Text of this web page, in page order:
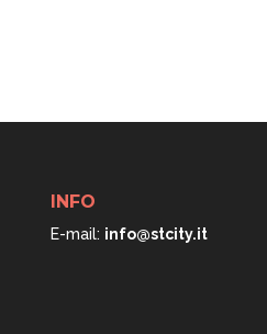
INFO
E-mail: info@stcity.it